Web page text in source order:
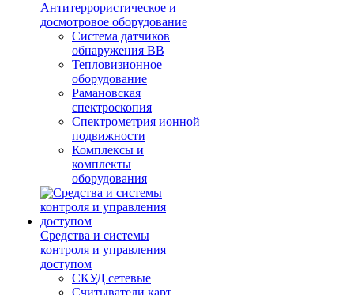
Антитеррористическое и
досмотровое оборудование
Cистема датчиков
обнаружения ВВ
Тепловизионное
оборудование
Рамановская
спектроскопия
Спектрометрия ионной
подвижности
Комплексы и
комплекты
оборудования
Средства и системы
контроля и управления
доступом
СКУД сетевые
Считыватели карт